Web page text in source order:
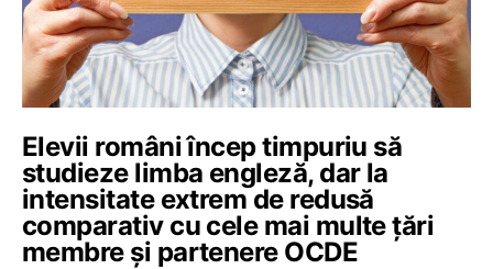
Elevii români încep timpuriu să
studieze limba engleză, dar la
intensitate extrem de redusă
comparativ cu cele mai multe țări
membre și partenere OCDE